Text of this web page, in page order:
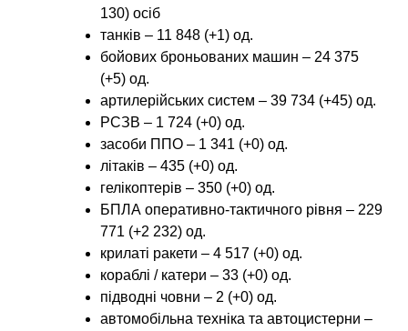
130) осіб
танків – 11 848 (+1) од.
бойових броньованих машин – 24 375
(+5) од.
артилерійських систем – 39 734 (+45) од.
РСЗВ – 1 724 (+0) од.
засоби ППО – 1 341 (+0) од.
літаків – 435 (+0) од.
гелікоптерів – 350 (+0) од.
БПЛА оперативно-тактичного рівня – 229
771 (+2 232) од.
крилаті ракети – 4 517 (+0) од.
кораблі / катери – 33 (+0) од.
підводні човни – 2 (+0) од.
автомобільна техніка та автоцистерни –